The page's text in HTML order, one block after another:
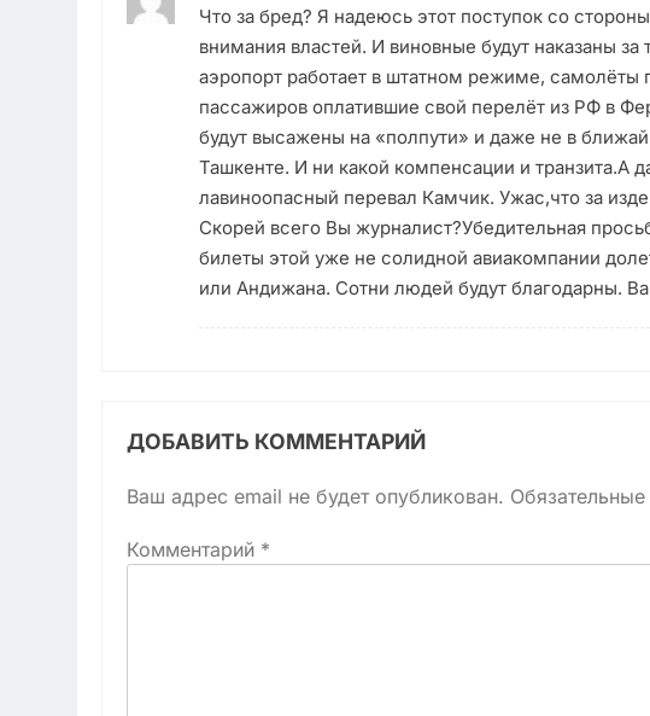
Что за бред? Я надеюсь этот поступок со
внимания властей. И виновные будут наказаны
аэропорт работает в штатном режиме, самолёты
пассажиров оплатившие свой перелёт из РФ в
будут высажены на «полпути» и даже не в
Ташкенте. И ни какой компенсации и транзита.А
лавиноопасный перевал Камчик. Ужас,что за
Скорей всего Вы журналист?Убедительная
билеты этой уже не солидной авиакомпании
или Андижана. Сотни людей будут благодарны.
ДОБАВИТЬ КОММЕНТАРИЙ
Ваш адрес email не будет опубликован.
Комментарий *